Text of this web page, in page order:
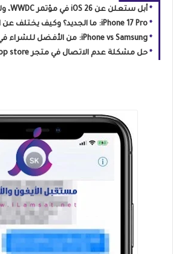
أبل ستعلن عن iOS 26 في مؤتمر WWDC، وليس iOS 19
iPhone 17 Pro: ما الجديد؟ وكيف يختلف عن الإصدارات السابقة؟
iPhone vs Samsung: من الأفضل للشراء في سنة 2025؟
حل مشكلة عدم الاتصال في متجر App store بعد التحديث الاخير